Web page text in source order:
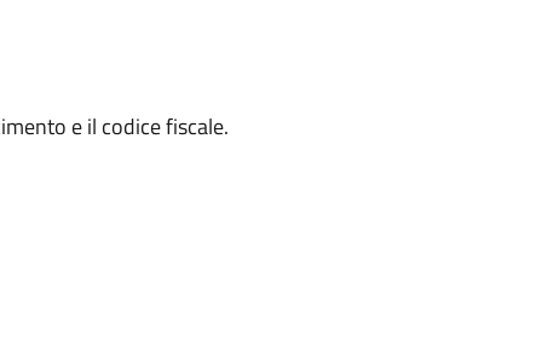
e il codice fiscale.